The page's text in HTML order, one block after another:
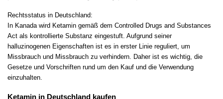
Rechtsstatus in Deutschland:
In Kanada wird Ketamin gemäß dem Controlled Drugs and Substances
Act als kontrollierte Substanz eingestuft. Aufgrund seiner
halluzinogenen Eigenschaften ist es in erster Linie reguliert, um
Missbrauch und Missbrauch zu verhindern. Daher ist es wichtig, die
Gesetze und Vorschriften rund um den Kauf und die Verwendung
einzuhalten.
Ketamin in Deutschland kaufen